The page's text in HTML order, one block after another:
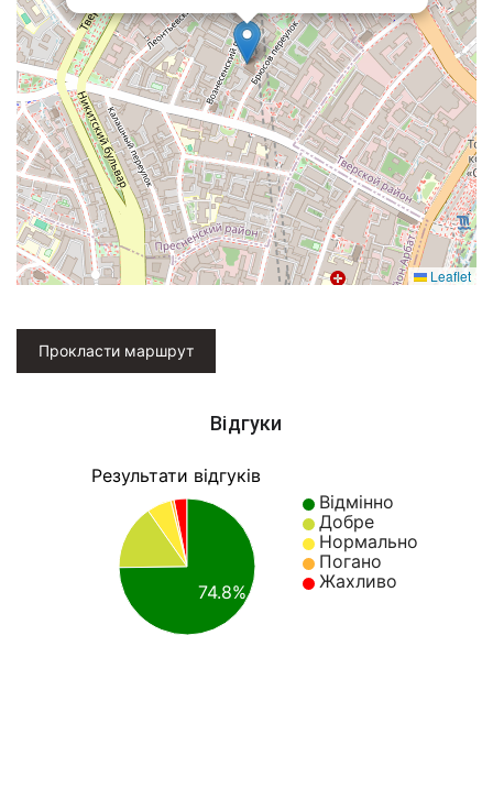
Leaflet
Прокласти маршрут
Відгуки
Результати відгуків
Відмінно
Добре
Нормально
Погано
Жахливо
74.8%